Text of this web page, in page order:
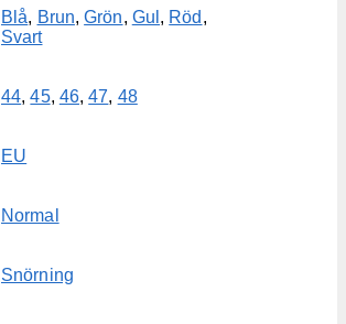
Blå, Brun,Grön, Gul , Röd ,
Svart
44,45, 46,47, 48
EU
Normal
Snörning